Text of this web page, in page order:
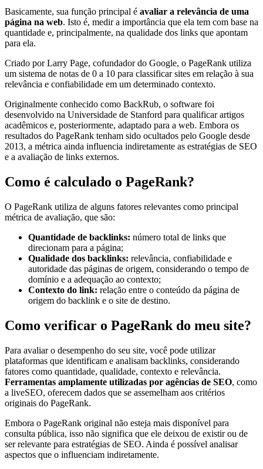
Basicamente, sua função principal é avaliar a relevância de uma
página na web. Isto é, medir a importância que ela tem com base na
quantidade e, principalmente, na qualidade dos links que apontam
para ela.
Criado por Larry Page, cofundador do Google, o PageRank utiliza
um sistema de notas de 0 a 10 para classificar sites em relação à sua
relevância e confiabilidade em um determinado contexto.
Originalmente conhecido como BackRub, o software foi
desenvolvido na Universidade de Stanford para qualificar artigos
acadêmicos e, posteriormente, adaptado para a web. Embora os
resultados do PageRank tenham sido ocultados pelo Google desde
2013, a métrica ainda influencia indiretamente as estratégias de SEO
e a avaliação de links externos.
Como é calculado o PageRank?
O PageRank utiliza de alguns fatores relevantes como principal
métrica de avaliação, que são:
Quantidade de backlinks: número total de links que
direcionam para a página;
Qualidade dos backlinks: relevância, confiabilidade e
autoridade das páginas de origem, considerando o tempo de
domínio e a adequação ao contexto;
Contexto do link: relação entre o conteúdo da página de
origem do backlink e o site de destino.
Como verificar o PageRank do meu site?
Para avaliar o desempenho do seu site, você pode utilizar
plataformas que identificam e analisam backlinks, considerando
fatores como quantidade, qualidade, contexto e relevância.
Ferramentas amplamente utilizadas por agências de SEO, como
a liveSEO, oferecem dados que se assemelham aos critérios
originais do PageRank.
Embora o PageRank original não esteja mais disponível para
consulta pública, isso não significa que ele deixou de existir ou de
ser relevante para estratégias de SEO. Ainda é possível analisar
aspectos que o influenciam indiretamente.